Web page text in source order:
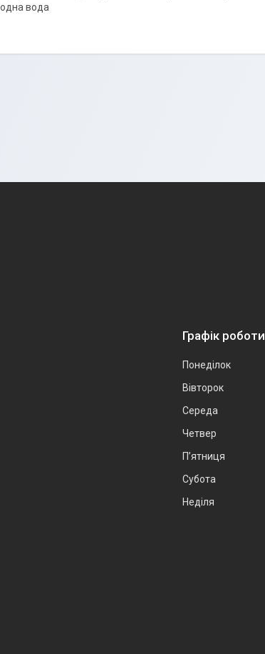
вода
Графік роботи
Понеділок
Вівторок
Середа
Четвер
Пʼятниця
Субота
Неділя